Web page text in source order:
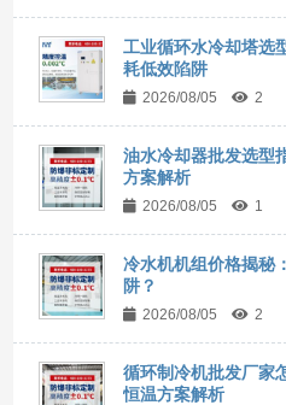
工业循环水冷却塔选
耗低效陷阱
2026/08/05 2
油水冷却器批发选型
方案解析
2026/08/05 1
冷水机机组价格揭秘
阱？
2026/08/05 2
循环制冷机批发厂家
恒温方案解析